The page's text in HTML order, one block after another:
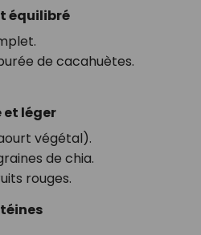
équilibré
de cacahuètes.
et léger
végétal).
de chia.
rouges.